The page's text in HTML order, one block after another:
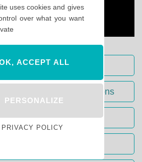
guide complet
: toutes les informations
: informations
Disneyland Paris
uses cookies and gives
over what you want
ACCEPT ALL
PERSONALIZE
PRIVACY POLICY